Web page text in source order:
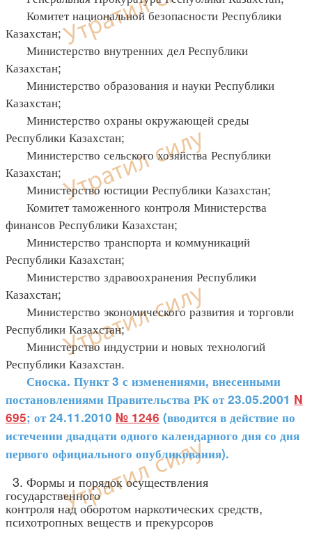
Комитет национальной безопасности Республики
Казахстан;
Министерство внутренних дел Республики
Казахстан;
Министерство образования и науки Республики
Казахстан;
Министерство охраны окружающей среды
Республики Казахстан;
Министерство сельского хозяйства Республики
Казахстан;
Министерство юстиции Республики Казахстан;
Комитет таможенного контроля Министерства
финансов Республики Казахстан;
Министерство транспорта и коммуникаций
Республики Казахстан;
Министерство здравоохранения Республики
Казахстан;
Министерство экономического развития и торговли
Республики Казахстан;
Министерство индустрии и новых технологий
Республики Казахстан.
Сноска. Пункт 3 с изменениями, внесенными
постановлениями Правительства РК от 23.05.2001 N
695; от 24.11.2010 № 1246 (вводится в действие по
истечении двадцати одного календарного дня со дня
первого официального опубликования).
3. Формы и порядок осуществления
государственного
контроля над оборотом наркотических средств,
психотропных веществ и прекурсоров